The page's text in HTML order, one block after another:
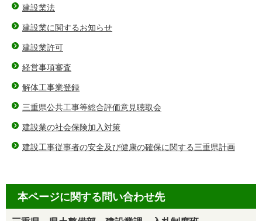
建設業法
建設業に関するお知らせ
建設業許可
経営事項審査
解体工事業登録
三重県公共工事等総合評価意見聴取会
建設業の社会保険加入対策
建設工事従事者の安全及び健康の確保に関する三重県計画
本ページに関する問い合わせ先